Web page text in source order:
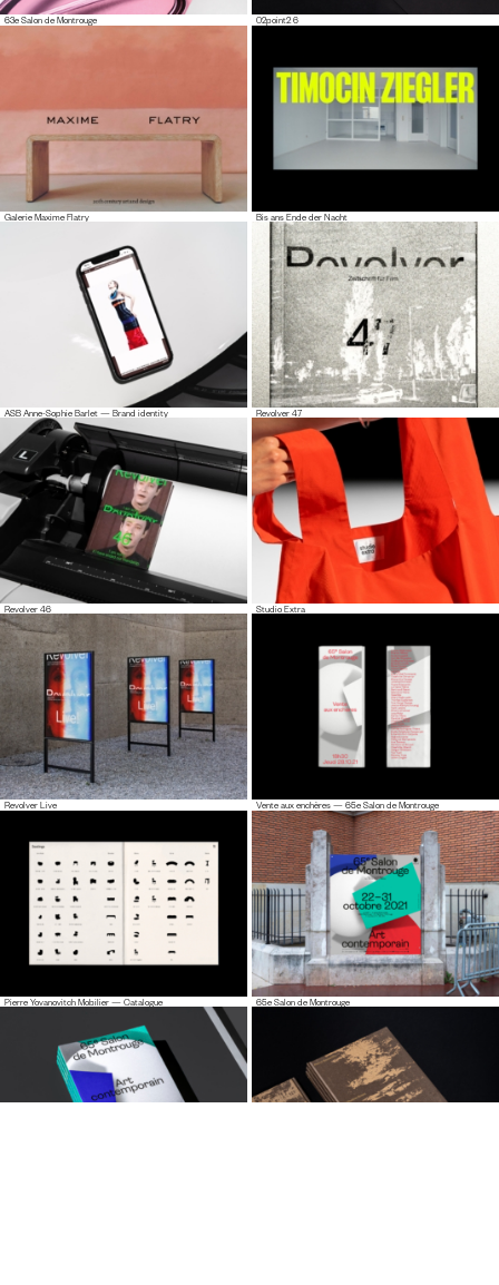
63e Salon de Montrouge 02point2 6
Galerie Maxime Flatry Bis ans Ende der Nacht
ASB Anne-Sophie Barlet — Brand identity Revolver 47
Revolver 46 Studio Extra
Revolver Live Vente aux enchères — 65e Salon de Montrouge
Pierre Yovanovitch Mobilier — Catalogue 65e Salon de Montrouge